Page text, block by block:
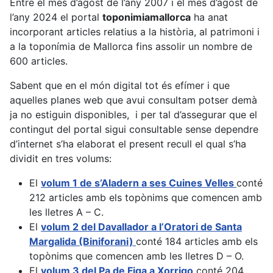
l’any 2024 el portal toponimiamallorca ha anat
incorporant articles relatius a la història, al patrimoni i
a la toponímia de Mallorca fins assolir un nombre de
600 articles.
Sabent que en el món digital tot és efímer i que
aquelles planes web que avui consultam potser demà
ja no estiguin disponibles, i per tal d’assegurar que el
contingut del portal sigui consultable sense dependre
d’internet s’ha elaborat el present recull el qual s’ha
dividit en tres volums:
El volum 1 de s’Aladern a ses Cuines Velles conté
212 articles amb els topònims que comencen amb
les lletres A – C.
El volum 2 del Davallador a l’Oratori de Santa
Margalida (Biniforani) conté 184 articles amb els
topònims que comencen amb les lletres D – O.
El volum 3 del Pa de Figa a Xorrigo conté 204